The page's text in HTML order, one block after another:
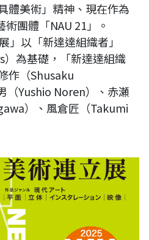
體美術」精神、現在作為
團體「NAU 21」。
」以「新達達組織者」
）為基礎，「新達達組織
作（Shusaku
（Yushio Noren）、赤瀬
）、風倉匠（Takumi
-東京國立新美術館展